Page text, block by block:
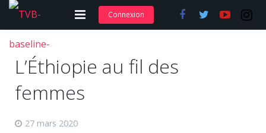
Adhérer et s’abonner
Nos articles
Nos actions
Nos formations
Connexion
L’Éthiopie au fil des
femmes
27 mars 2020